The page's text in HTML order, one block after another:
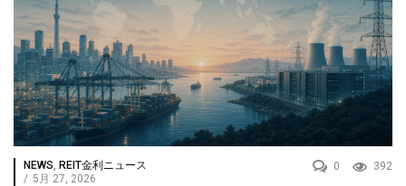
392
0
NEWS REIT金利ニュース
/ 5月 27, 2026